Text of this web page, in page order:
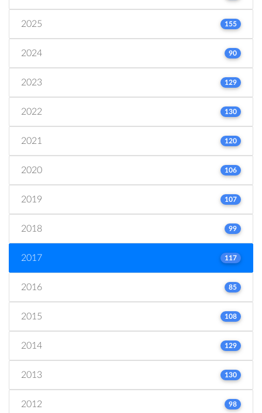
2025 155
2024 90
2023 129
2022 130
2021 120
2020 106
2019 107
2018 99
2017 117
2016 85
2015 108
2014 129
2013 130
2012 98